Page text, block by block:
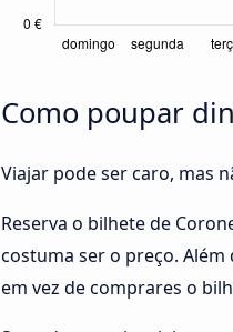
Como poupar
Viajar pode ser caro, mas
Reserva o bilhete de
costuma ser o preço.
em vez de comprares o